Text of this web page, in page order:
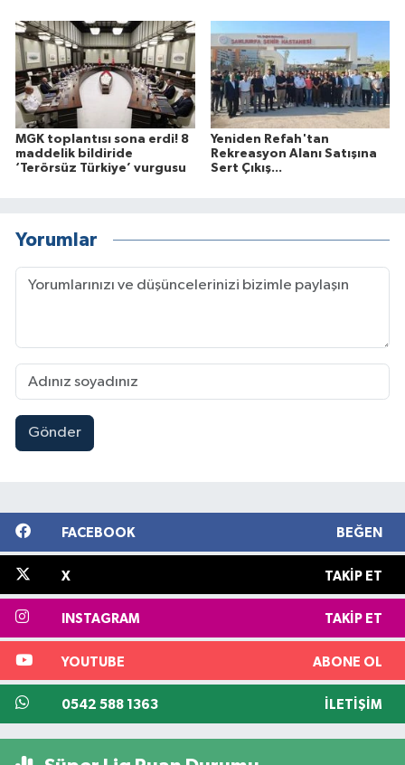
MGK toplantısı sona erdi! 8
maddelik bildiride
‘Terörsüz Türkiye’ vurgusu
Yeniden Refah'tan
Rekreasyon Alanı Satışına
Sert Çıkış...
Yorumlar
Gönder
FACEBOOK BEĞEN
X TAKIP ET
INSTAGRAM TAKIP ET
YOUTUBE ABONE OL
0542 588 1363 İLETIŞIM